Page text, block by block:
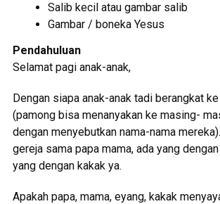
Salib kecil atau gambar salib
Gambar / boneka Yesus
Pendahuluan
Selamat pagi anak-anak,
Dengan siapa anak-anak tadi berangkat
(pamong bisa menanyakan ke masing-
dengan menyebutkan nama-nama
gereja sama papa mama, ada yang
yang dengan kakak ya.
Apakah papa, mama, eyang, kakak